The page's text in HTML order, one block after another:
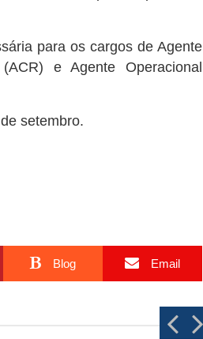
para os cargos de Agente
e Agente Operacional
setembro.
Blog Email